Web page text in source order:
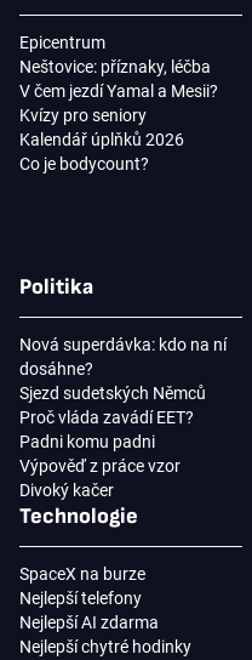
Epicentrum
Neštovice: příznaky, léčba
V čem jezdí Yamal a Mesii?
Kvízy pro seniory
Kalendář úplňků 2026
Co je bodycount?
Politika
Nová superdávka: kdo na ní
dosáhne?
Sjezd sudetských Němců
Proč vláda zavádí EET?
Padni komu padni
Výpověď z práce vzor
Divoký kačer
Technologie
SpaceX na burze
Nejlepší telefony
Nejlepší AI zdarma
Nejlepší chytré hodinky